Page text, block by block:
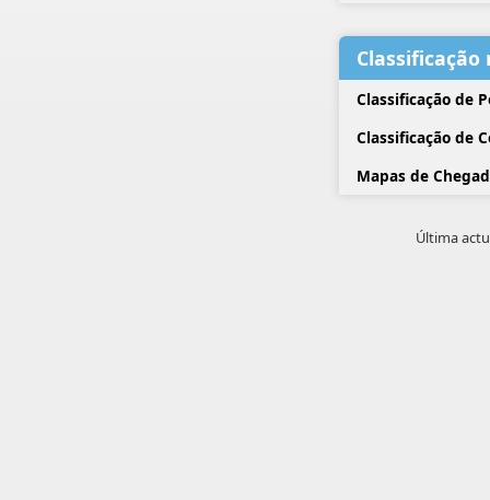
Classificação
Classificação de
Classificação de
Mapas de
Última